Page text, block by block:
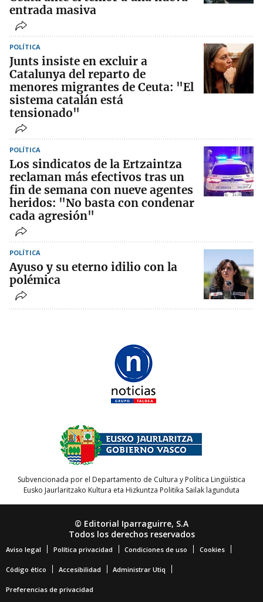
entrada masiva
POLÍTICA
Junts insiste en excluir a
Catalunya del reparto de
menores migrantes de Ceuta: "El
sistema catalán está
tensionado"
POLÍTICA
Los sindicatos de la Ertzaintza
reclaman más efectivos tras un
fin de semana con nueve agentes
heridos: "No basta con condenar
cada agresión"
POLÍTICA
Ayuso y su eterno idilio con la
polémica
Subvencionada por el Departamento de Cultura y Política Lingüística
Eusko Jaurlaritzako Kultura eta Hizkuntza Politika Sailak lagunduta
© Editorial Iparraguirre, S.A
Todos los derechos reservados
Aviso legal Política privacidad Condiciones de uso Cookies
Código ético Accesibilidad Administrar Utiq
Preferencias de privacidad